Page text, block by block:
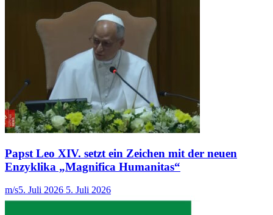
Papst Leo XIV. setzt ein Zeichen mit der neuen
Enzyklika „Magnifica Humanitas“
m/s5. Juli 2026 5. Juli 2026